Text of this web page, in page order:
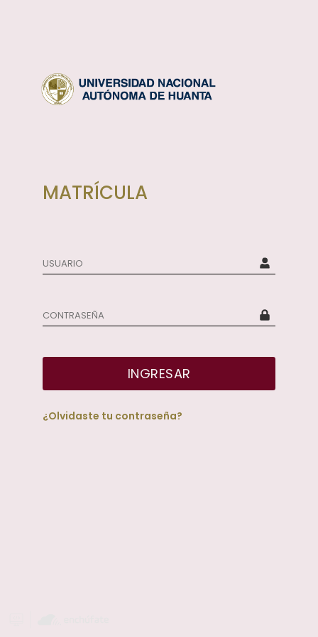
MATRÍCULA
INGRESAR
¿Olvidaste tu contraseña?